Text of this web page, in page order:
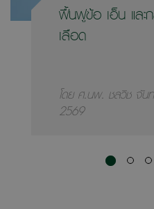
ฟื้นฟูข้อ เอ็น และ
เลือด
โดย ศ.นพ. ชลวิช จั
2569